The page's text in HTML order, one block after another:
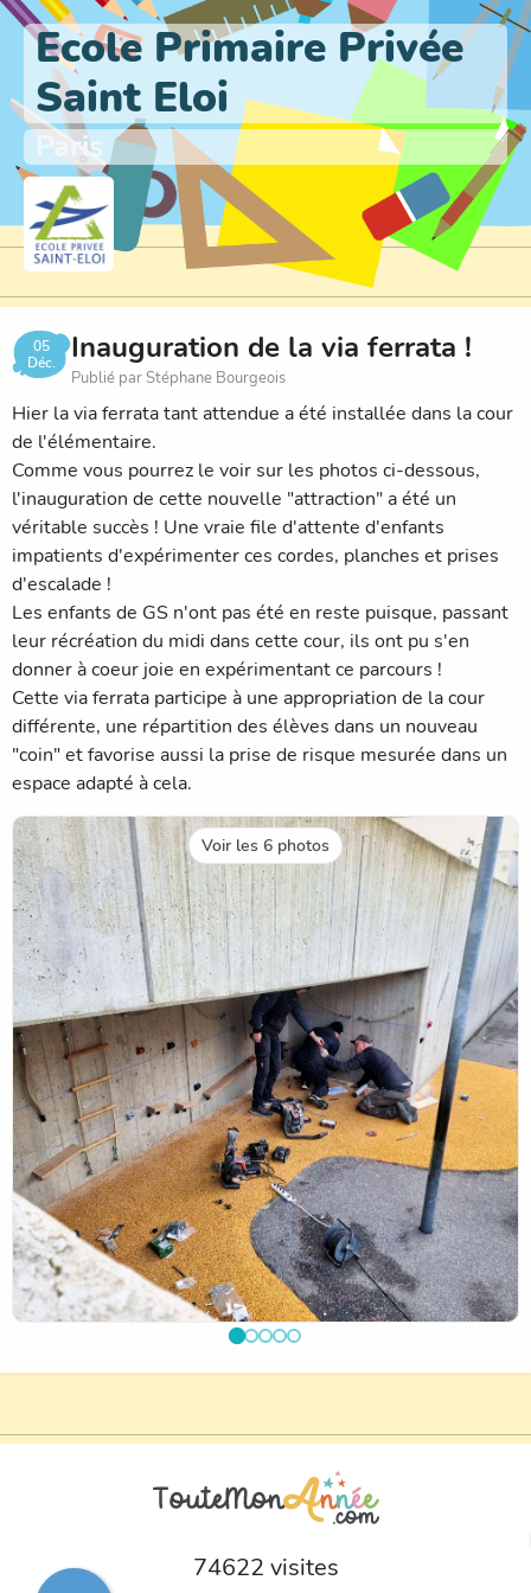
Ecole Primaire Privée
Saint Eloi
Paris
05
Déc.
Inauguration de la via ferrata !
Publié par Stéphane Bourgeois
Hier la via ferrata tant attendue a été installée dans la cour
de l'élémentaire.
Comme vous pourrez le voir sur les photos ci-dessous,
l'inauguration de cette nouvelle "attraction" a été un
véritable succès ! Une vraie file d'attente d'enfants
impatients d'expérimenter ces cordes, planches et prises
d'escalade !
Les enfants de GS n'ont pas été en reste puisque, passant
leur récréation du midi dans cette cour, ils ont pu s'en
donner à coeur joie en expérimentant ce parcours !
Cette via ferrata participe à une appropriation de la cour
différente, une répartition des élèves dans un nouveau
"coin" et favorise aussi la prise de risque mesurée dans un
espace adapté à cela.
Voir les 6 photos
74622 visites